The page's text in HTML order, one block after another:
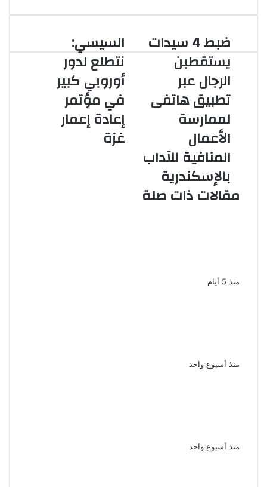
السيسي:
نتطلع
لدور
أوروبي
كبير
في
مؤتمر
إعادة
إعمار
السيسي:
نتطلع لدور
أوروبي كبير
في مؤتمر
إعادة إعمار
غزة
ضبط
4
سيدات
يستقطبن
الرجال
عبر
تطبيق
هاتفى
لممارسة
الأعمال
المنافية
للآداب
بالإسكندرية
ضبط 4 سيدات
يستقطبن
الرجال عبر
تطبيق هاتفى
لممارسة
الأعمال
المنافية للآداب
بالإسكندرية
مقالات ذات صلة
منذ 5 أيام
منذ أسبوع واحد
منذ أسبوع واحد